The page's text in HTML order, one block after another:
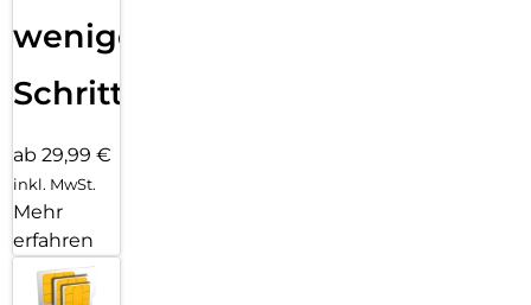
wenigen
Schritten
ab 29,99 €
inkl. MwSt.
Mehr
erfahren